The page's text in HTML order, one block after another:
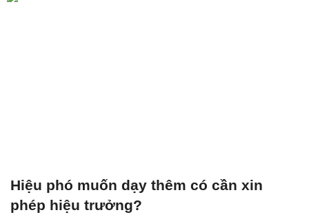
Hiệu phó muốn dạy thêm có cần xin
phép hiệu trưởng?